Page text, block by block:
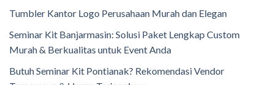
Tumbler Kantor Logo Perusahaan Murah dan Elegan
Seminar Kit Banjarmasin: Solusi Paket Lengkap Custom
Murah & Berkualitas untuk Event Anda
Butuh Seminar Kit Pontianak? Rekomendasi Vendor